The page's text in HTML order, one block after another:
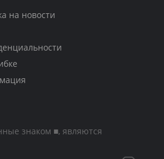
на новости
знаком ■, являются